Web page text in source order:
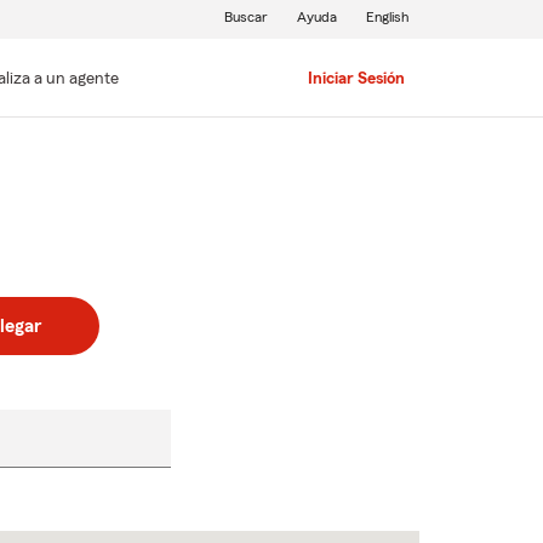
a un agente Iniciar Sesión
Buscar Ayuda English